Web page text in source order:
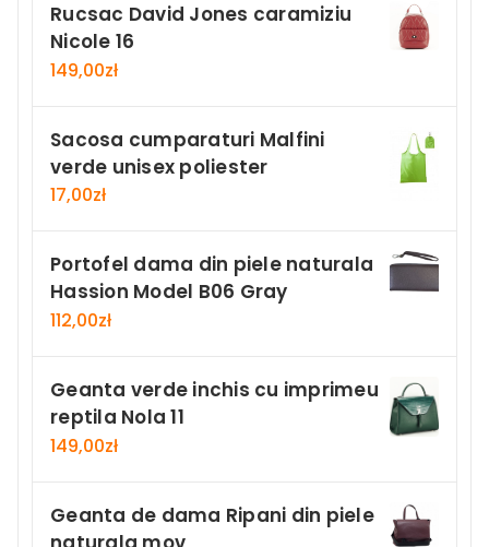
Rucsac David Jones caramiziu
Nicole 16
149,00zł
Sacosa cumparaturi Malfini
verde unisex poliester
17,00zł
Portofel dama din piele naturala
Hassion Model B06 Gray
112,00zł
Geanta verde inchis cu imprimeu
reptila Nola 11
149,00zł
Geanta de dama Ripani din piele